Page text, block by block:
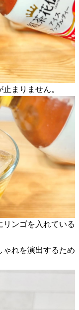
まりません。
ンゴを入れている
ゃれを演出するため